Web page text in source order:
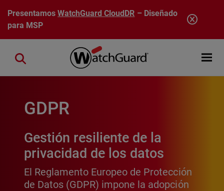
Pasar al contenido principal
PresentamosWatchGuard CloudDR – Diseñado
para MSP
Open
Close search
GDPR
Gestión resiliente de la
privacidad de los datos
El Reglamento Europeo de Protección
de Datos (GDPR) impone la adopción